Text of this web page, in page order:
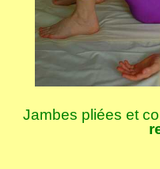
Jambes pliées et